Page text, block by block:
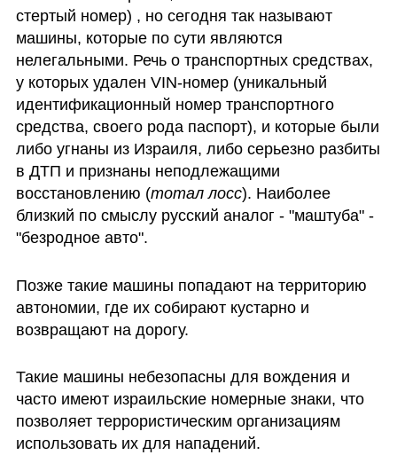
стертый номер) , но сегодня так называют
машины, которые по сути являются
нелегальными. Речь о транспортных средствах,
у которых удален VIN-номер (уникальный
идентификационный номер транспортного
средства, своего рода паспорт), и которые были
либо угнаны из Израиля, либо серьезно разбиты
в ДТП и признаны неподлежащими
восстановлению (тотал лосс). Наиболее
близкий по смыслу русский аналог - "маштуба" -
"безродное авто".
Позже такие машины попадают на территорию
автономии, где их собирают кустарно и
возвращают на дорогу.
Такие машины небезопасны для вождения и
часто имеют израильские номерные знаки, что
позволяет террористическим организациям
использовать их для нападений.